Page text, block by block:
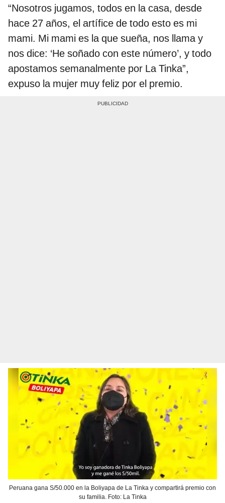
“Nosotros jugamos, todos en la casa, desde
hace 27 años, el artífice de todo esto es mi
mami. Mi mami es la que sueña, nos llama y
nos dice: ‘He soñado con este número’, y todo
apostamos semanalmente por La Tinka”,
expuso la mujer muy feliz por el premio.
Peruana gana S/50.000 en la Boliyapa de La Tinka y compartirá premio con
su familia. Foto: La Tinka